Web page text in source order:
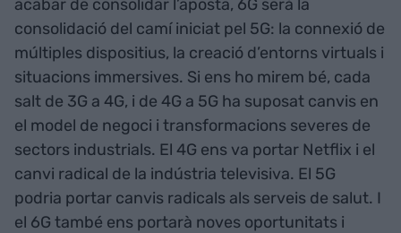
acabar de consolidar l’aposta, 6G serà la
consolidació del camí iniciat pel 5G: la connexió de
múltiples dispositius, la creació d’entorns virtuals i
situacions immersives. Si ens ho mirem bé, cada
salt de 3G a 4G, i de 4G a 5G ha suposat canvis en
el model de negoci i transformacions severes de
sectors industrials. El 4G ens va portar Netflix i el
canvi radical de la indústria televisiva. El 5G
podria portar canvis radicals als serveis de salut. I
el 6G també ens portarà noves oportunitats i